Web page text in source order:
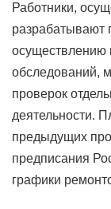
Работники,
разрабатывают
осуществлению
обследований,
проверок
деятельности.
предыдущих
предписания
графики